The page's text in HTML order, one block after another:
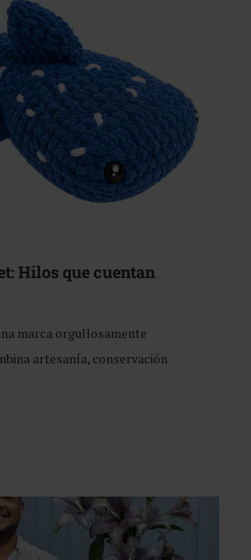
Hilos que cuentan
marca orgullosamente
artesanía, conservación